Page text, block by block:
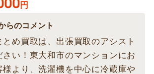
円
らのコメント
とめ買取は、出張買取のアシスト
さい！東大和市のマンションにお
様より、洗濯機を中心に冷蔵庫や